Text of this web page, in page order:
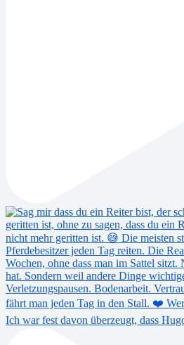
Ich war fest davon überzeugt, dass